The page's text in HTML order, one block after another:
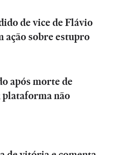
de vice de Flávio
ação sobre estupro
após morte de
plataforma não